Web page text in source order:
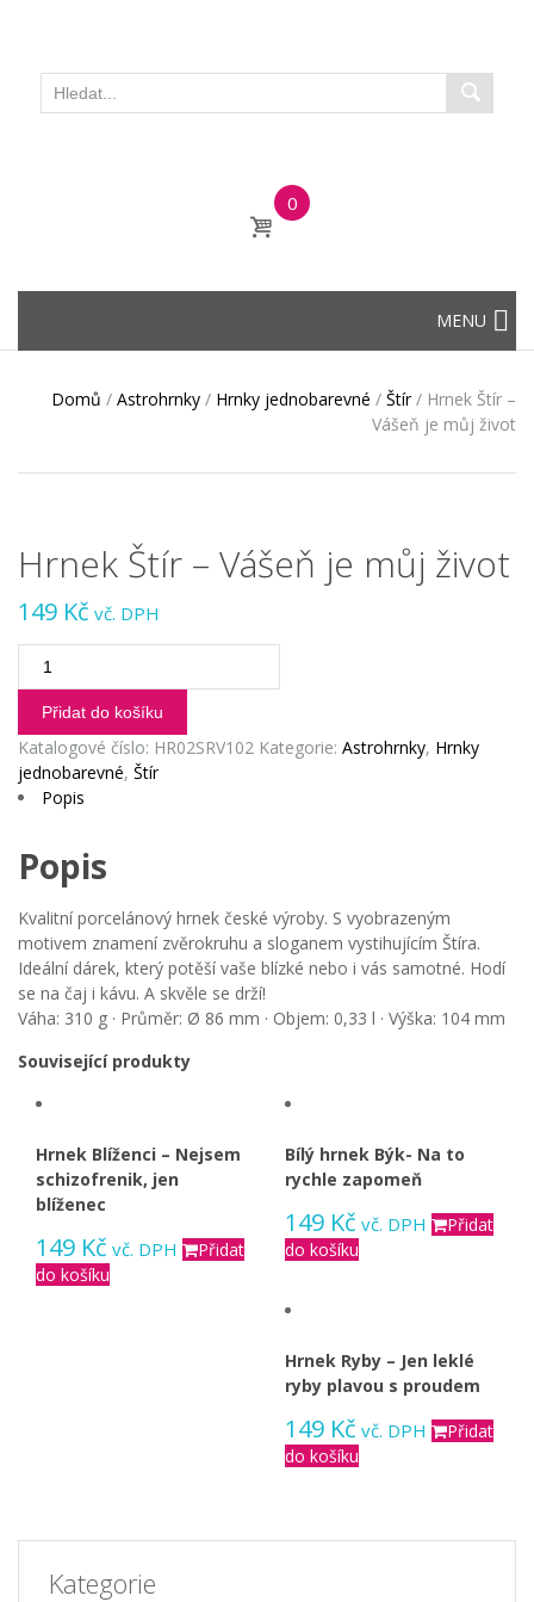
0
content
MENU
Domů / Astrohrnky / Hrnky jednobarevné / Štír/ Hrnek Štír –
Vášeň je můj život
Hrnek Štír – Vášeň je můj život
149 Kč vč. DPH
Hrnek
Štír
Vášeň
je
můj
život
Přidat do košíku
Katalogové číslo: HR02SRV102 Kategorie: Astrohrnky, Hrnky
jednobarevné, Štír
Popis
Popis
Kvalitní porcelánový hrnek české výroby. S vyobrazeným
motivem znamení zvěrokruhu a sloganem vystihujícím Štíra.
Ideální dárek, který potěší vaše blízké nebo i vás samotné. Hodí
se na čaj i kávu. A skvěle se drží!
Váha: 310 g · Průměr: Ø 86 mm · Objem: 0,33 l · Výška: 104 mm
Související produkty
Hrnek Blíženci – Nejsem
schizofrenik, jen
blíženec
149 Kč vč. DPH
Přidat
do košíku
Bílý hrnek Býk- Na to
rychle zapomeň
149 Kč vč. DPH
Přidat
do košíku
Hrnek Ryby – Jen leklé
ryby plavou s proudem
149 Kč vč. DPH
Přidat
do košíku
Kategorie